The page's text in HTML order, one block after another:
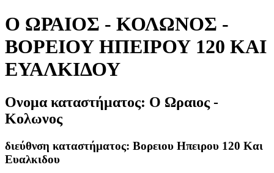
Ο ΩΡΑΙΟΣ - ΚΟΛΩΝΟΣ -
ΒΟΡΕΙΟΥ ΗΠΕΙΡΟΥ 120 ΚΑΙ
ΕΥΑΛΚΙΔΟΥ
Ονομα καταστήματος: Ο Ωραιος -
Κολωνος
διεύθνση καταστήματος: Βορειου Ηπειρου 120 Και
Ευαλκιδου